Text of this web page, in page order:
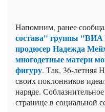
Напомним, ранее
состава" группы "ВИА
продюсер Надежда
многодетные матери
фигуру. Так, 36-летняя
своих поклонников
наряде.
странице в социальной